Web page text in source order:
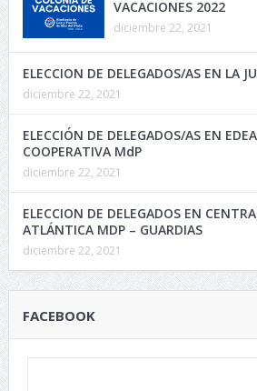
VACACIONES 2022
diciembre 22, 2021
ELECCION DE DELEGADOS/AS EN LA
diciembre 22, 2021
ELECCIÓN DE DELEGADOS/AS EN
COOPERATIVA MdP
diciembre 22, 2021
ELECCION DE DELEGADOS EN
ATLÁNTICA MDP – GUARDIAS
diciembre 22, 2021
FACEBOOK